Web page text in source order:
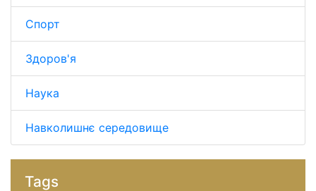
Спорт
Здоров'я
Наука
Навколишнє середовище
Tags